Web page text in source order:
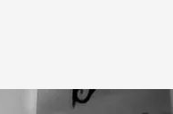
El inexplicable vídeo de 'Cuarto